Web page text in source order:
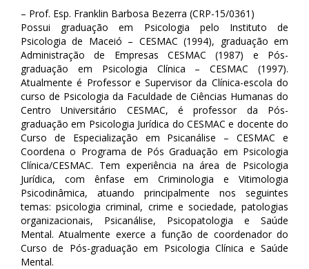
– Prof. Esp. Franklin Barbosa Bezerra (CRP-15/0361)
Possui graduação em Psicologia pelo Instituto de
Psicologia de Maceió – CESMAC (1994), graduação em
Administração de Empresas CESMAC (1987) e Pós-
graduação em Psicologia Clínica – CESMAC (1997).
Atualmente é Professor e Supervisor da Clínica-escola do
curso de Psicologia da Faculdade de Ciências Humanas do
Centro Universitário CESMAC, é professor da Pós-
graduação em Psicologia Jurídica do CESMAC e docente do
Curso de Especialização em Psicanálise – CESMAC e
Coordena o Programa de Pós Graduação em Psicologia
Clínica/CESMAC. Tem experiência na área de Psicologia
Jurídica, com ênfase em Criminologia e Vitimologia
Psicodinâmica, atuando principalmente nos seguintes
temas: psicologia criminal, crime e sociedade, patologias
organizacionais, Psicanálise, Psicopatologia e Saúde
Mental. Atualmente exerce a função de coordenador do
Curso de Pós-graduação em Psicologia Clínica e Saúde
Mental.